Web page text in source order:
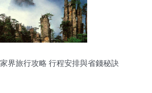
界旅行攻略 行程安排與省錢秘訣